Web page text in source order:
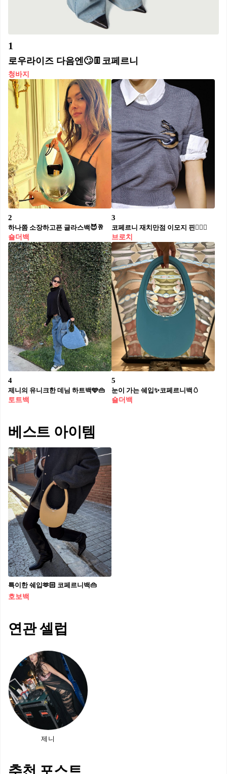
1
로우라이즈 다음엔🙄👖코페르니​
청바지
2
하나쯤 소장하고픈 글라스백😈🥂
숄더백
3
코페르니 재치만점 이모지 핀👌🏻💗
브로치
4
제니의 유니크한 데님 하트백🩵👜
토트백
5
눈이 가는 쉐입✨코페르니백🥚​
숄더백
베스트 아이템
특이한 쉐입🫶🏻 코페르니백👜​
호보백
연관 셀럽
제니
추천 포스트